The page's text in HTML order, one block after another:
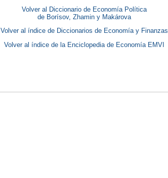
Volver al Diccionario de Economía Política
de Borísov, Zhamin y Makárova
Volver al índice de Diccionarios de Economía y Finanzas
Volver al índice de la Enciclopedia de Economía EMVI